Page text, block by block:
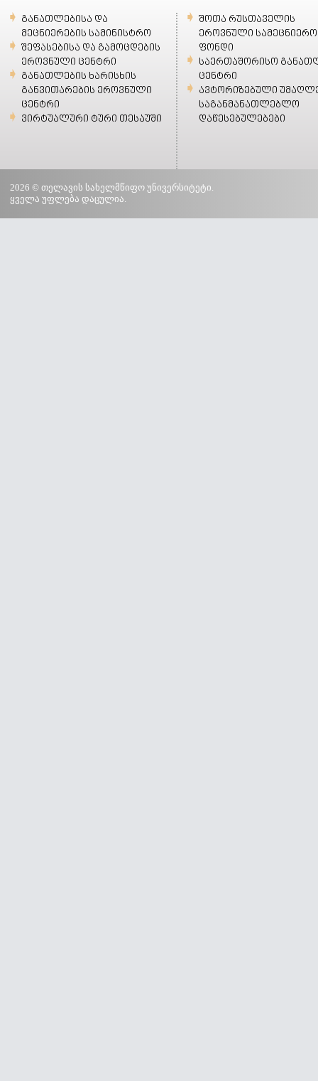
განათლებისა და
მეცნიერების სამინისტრო
შეფასებისა და გამოცდების
ეროვნული ცენტრი
განათლების ხარისხის
განვითარების ეროვნული
ცენტრი
ვირტუალური ტური თესაუში
შოთა რუსთაველის
ეროვნული სამეცნიერო
ფონდი
საერთაშორისო
ცენტრი
ავტორიზებული
საგანმანათლებლო
დაწესებულებები
2026 © თელავის სახელმწიფო უნივერსიტეტი.
ყველა უფლება დაცულია.